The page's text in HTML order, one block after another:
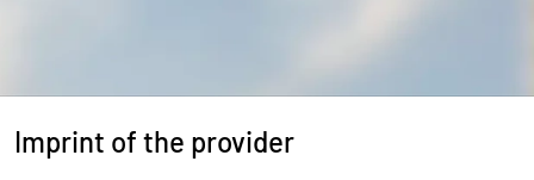
Imprint of the provider